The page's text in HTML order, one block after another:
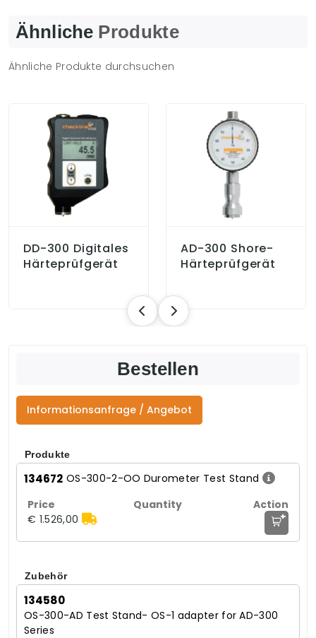
Ähnliche Produkte
Ähnliche Produkte durchsuchen
DD-300 Digitales
Härteprüfgerät
AD-300 Shore-
Härteprüfgerät
Bestellen
Informationsanfrage / Angebot
Produkte
134672 OS-300-2-OO Durometer Test Stand
€ 1.526,00 +
Zubehör
134580
OS-300-AD Test Stand- OS-1 adapter for AD-300
Series